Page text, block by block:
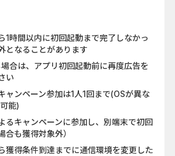
1時間以内に初回起動まで完了しなかっ
となることがあります
場合は、アプリ初回起動前に再度広告を
い
ャンペーン参加は1人1回まで(OSが異な
能)
るキャンペーンに参加し、別端末で初回
合も獲得対象外）
獲得条件到達までに通信環境を変更した